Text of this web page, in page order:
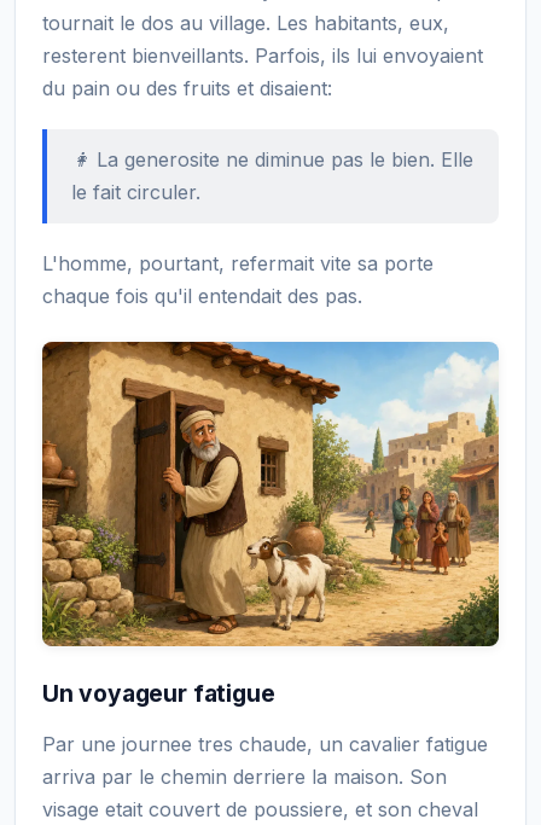
tournait le dos au village. Les habitants, eux,
resterent bienveillants. Parfois, ils lui envoyaient
du pain ou des fruits et disaient:
👩 La generosite ne diminue pas le bien. Elle
le fait circuler.
L'homme, pourtant, refermait vite sa porte
chaque fois qu'il entendait des pas.
Un voyageur fatigue
Par une journee tres chaude, un cavalier fatigue
arriva par le chemin derriere la maison. Son
visage etait couvert de poussiere, et son cheval